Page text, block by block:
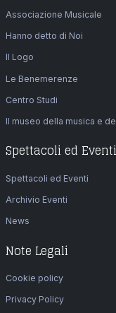
Associazione Musicale
Hanno detto di Noi
Il Logo
Le Benemerenze
Centro Studi
Il museo della musica e
Spettacoli ed Eventi
Spettacoli ed Eventi
Archivio Eventi
News
Note Legali
Cookie policy
Privacy Policy